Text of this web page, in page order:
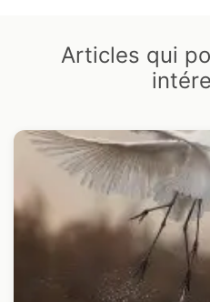
Articles qui